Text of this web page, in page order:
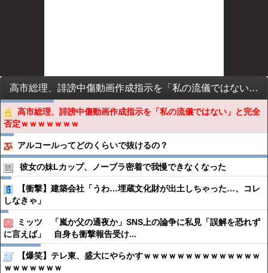
高市総理、誹謗中傷動画作成指示を「私の流儀ではない」と完全否定ｗｗｗｗｗｗｗ
高市総理、誹謗中傷動画作成指示を「私の流儀ではない」と完全
否定ｗｗｗｗｗｗｗ
アルコールってどのくらいで抜けるの？
彼女の妹Lカップ、ノーブラ密着で我慢できなくなった
【衝撃】建築会社「うわ…埋蔵文化財が出土しちゃった…、コレ
しなきゃ」
ミッツ 「嵐か父の通夜か」SNS上の論争に私見「誤解を恐れず
に言えば」 自身も衝撃報告受け...
【爆笑】テレ東、盛大にやらかすｗｗｗｗｗｗｗｗｗｗｗｗｗｗ
ｗｗｗｗｗｗｗ